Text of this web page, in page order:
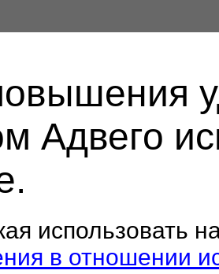
Адвего
использовать
в отношении